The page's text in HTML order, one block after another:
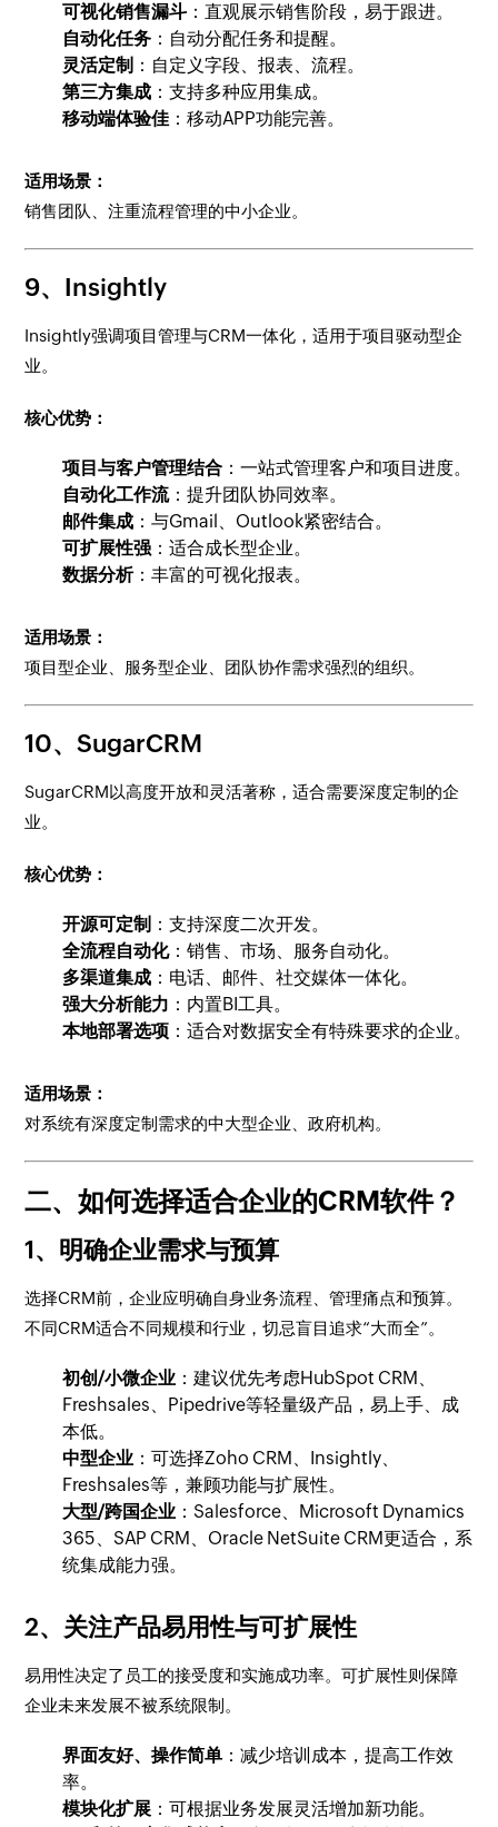
可视化销售漏斗 ：直观展示销售阶段，易于跟进。
自动化任务 ：自动分配任务和提醒。
灵活定制 ：自定义字段、报表、流程。
第三方集成 ：支持多种应用集成。
移动端体验佳 ：移动APP功能完善。
适用场景：
销售团队、注重流程管理的中小企业。
9、Insightly
Insightly强调项目管理与CRM一体化，适用于项目驱动型企
业。
核心优势：
项目与客户管理结合 ：一站式管理客户和项目进度。
自动化工作流：提升团队协同效率。
邮件集成 ：与Gmail、Outlook紧密结合。
可扩展性强 ：适合成长型企业。
数据分析：丰富的可视化报表。
适用场景：
项目型企业、服务型企业、团队协作需求强烈的组织。
10、SugarCRM
SugarCRM以高度开放和灵活著称，适合需要深度定制的企
业。
核心优势：
开源可定制 ：支持深度二次开发。
全流程自动化：销售、市场、服务自动化。
多渠道集成 ：电话、邮件、社交媒体一体化。
强大分析能力 ：内置BI工具。
本地部署选项 ：适合对数据安全有特殊要求的企业。
适用场景：
对系统有深度定制需求的中大型企业、政府机构。
二、如何选择适合企业的CRM软件？
1、明确企业需求与预算
选择CRM前，企业应明确自身业务流程、管理痛点和预算。
不同CRM适合不同规模和行业，切忌盲目追求“大而全”。
初创/小微企业 ：建议优先考虑HubSpot CRM、
Freshsales、Pipedrive等轻量级产品，易上手、成
本低。
中型企业 ：可选择Zoho CRM、Insightly、
Freshsales等，兼顾功能与扩展性。
大型/跨国企业 ：Salesforce、Microsoft Dynamics
365、SAP CRM、Oracle NetSuite CRM更适合，系
统集成能力强。
2、关注产品易用性与可扩展性
易用性决定了员工的接受度和实施成功率。可扩展性则保障
企业未来发展不被系统限制。
界面友好、操作简单 ：减少培训成本，提高工作效
率。
模块化扩展 ：可根据业务发展灵活增加新功能。